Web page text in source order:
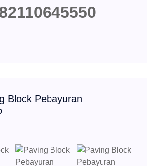
Block Pebayuran